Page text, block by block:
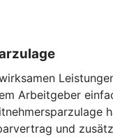
Arbeitgeber
und